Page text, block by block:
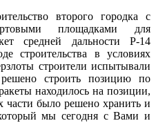
второго городка с
площадками для
средней дальности Р-14
строительства в условиях
строители испытывали
строить позицию по
находилось на позиции,
части было решено хранить и
мы сегодня с Вами и